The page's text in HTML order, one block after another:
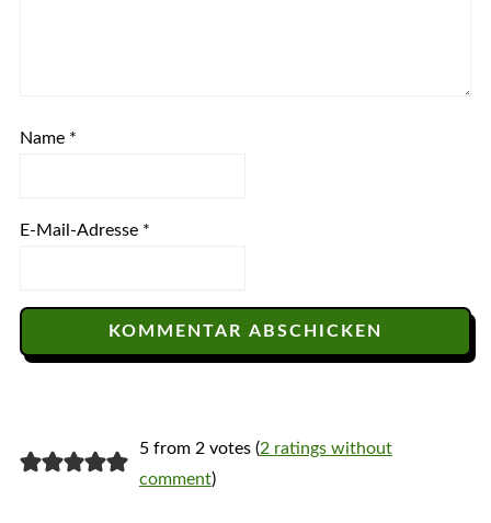
Name *
E-Mail-Adresse *
5 from 2 votes (2 ratings without
comment)